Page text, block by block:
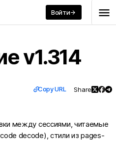
Войтиarrow_forward menu
v1.314
linkCopy URL Share
между сессиями, читаемые
decode), стили из pages-